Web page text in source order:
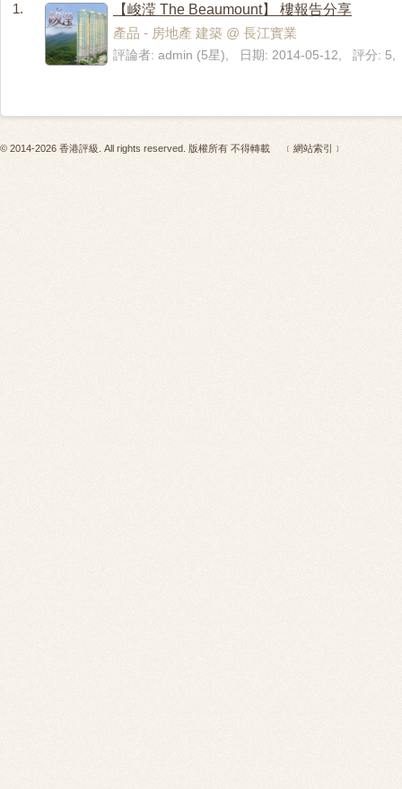
1.
【峻滢 The Beaumount】 樓報告分享
產品 - 房地產 建築 @ 長江實業
評論者: admin (5星), 日期: 2014-05-12, 評分: 5,
© 2014-2026 香港評級. All rights reserved. 版權所有 不得轉載 ﹝網站索引﹞